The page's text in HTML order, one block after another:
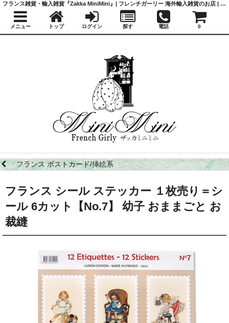
フランス ポストカード/挿絵系
フランス シール ステッカー １枚売り＝シ
ール 6カット【No.7】 幼子 おままごと お
裁縫
フランス雑貨・輸入雑貨『Zakka MiniMini』| フレンチガーリー 海外輸入雑貨のお店 | かわいい雑貨 | 蚤の市 | アンティーク
メニュー トップ ログイン 探す 電話 0